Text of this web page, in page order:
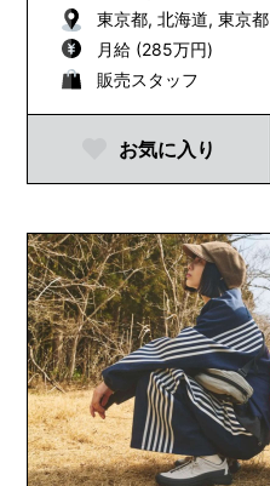
東京都, 北海道, 東京都
月給 (285万円)
販売スタッフ
お気に入り